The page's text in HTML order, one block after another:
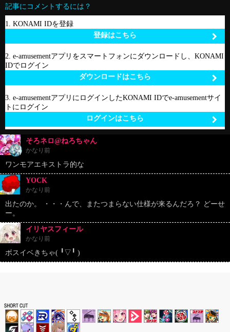
記事にコメントするには？
1. KONAMI IDを登録
登録はこちら
2. e-amusementアプリをスマートフォンにダウンロードし、KONAMI
IDでログイン
ダウンロードはこちら
3. e-amusementアプリにログインしたKONAMI IDでe-amusementサイ
トにログイン
ログインはこちら
そろネロ@ねろちゃん
かなり前
ワンモアエキストラ的な
YOCK
かなり前
出たのか。 ・・・んで、またつまらない仕様が来るんだろ？ どーせ
ー。
イリヤスフィール
かなり前
ボスイベきちゃ(⁠ ⁠╹⁠▽⁠╹⁠ ⁠)